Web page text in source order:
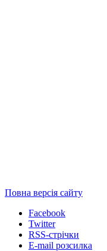
Повна версія сайту
Facebook
Twitter
RSS-стрічки
E-mail розсилка